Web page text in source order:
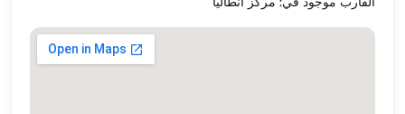
القارب موجود في: مركز أنطاليا